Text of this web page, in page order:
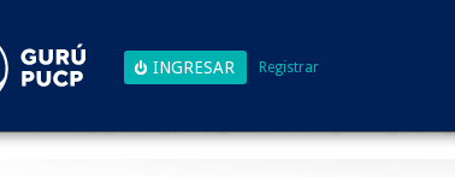
Registrar